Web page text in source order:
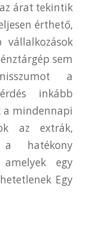
árat tekintik
érthető,
sem
a
inkább
a mindennapi
az extrák,
hatékony
amelyek egy
Egy